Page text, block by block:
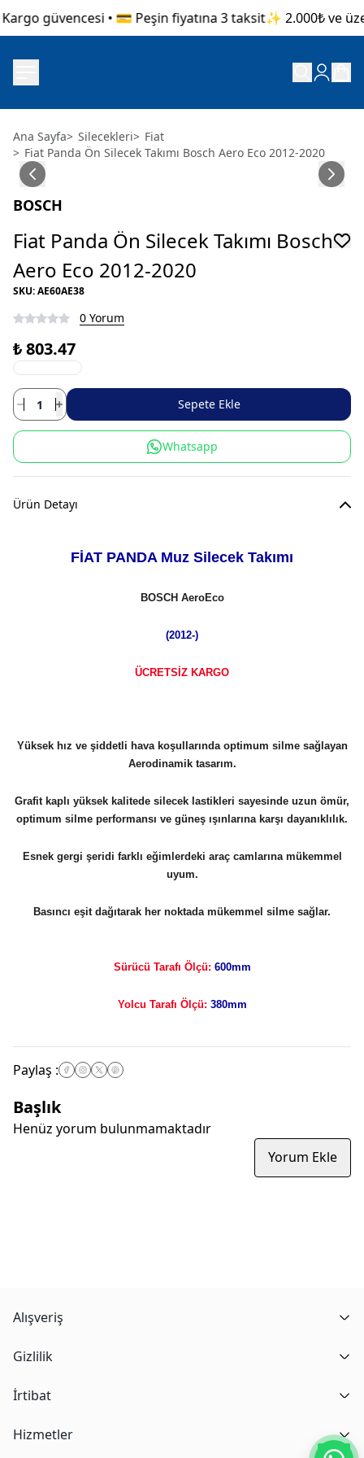
güvencesi • 💳 Peşin fiyatına 3 taksit✨ 2.000₺ ve
Ana Sayfa> Silecekleri> Fiat
> Fiat Panda Ön Silecek Takımı Bosch Aero Eco 2012-2020
BOSCH
Fiat Panda Ön Silecek Takımı Bosch
Aero Eco 2012-2020
SKU:AE60AE38
0 Yorum
₺ 803.47
Sepete Ekle
Whatsapp
Ürün Detayı
FİAT PANDA Muz Silecek Takımı
BOSCH AeroEco
(2012-)
ÜCRETSİZ KARGO
Yüksek hız ve şiddetli hava koşullarında optimum silme sağlayan
Aerodinamik tasarım.
Grafit kaplı yüksek kalitede silecek lastikleri sayesinde uzun ömür,
optimum silme performansı ve güneş ışınlarına karşı dayanıklılık.
Esnek gergi şeridi farklı eğimlerdeki araç camlarına mükemmel
uyum.
Basıncı eşit dağıtarak her noktada mükemmel silme sağlar.
Sürücü Tarafı Ölçü: 600mm
Yolcu Tarafı Ölçü: 380mm
Paylaş :
Başlık
Henüz yorum bulunmamaktadır
Yorum Ekle
Alışveriş
Gizlilik
İrtibat
Hizmetler